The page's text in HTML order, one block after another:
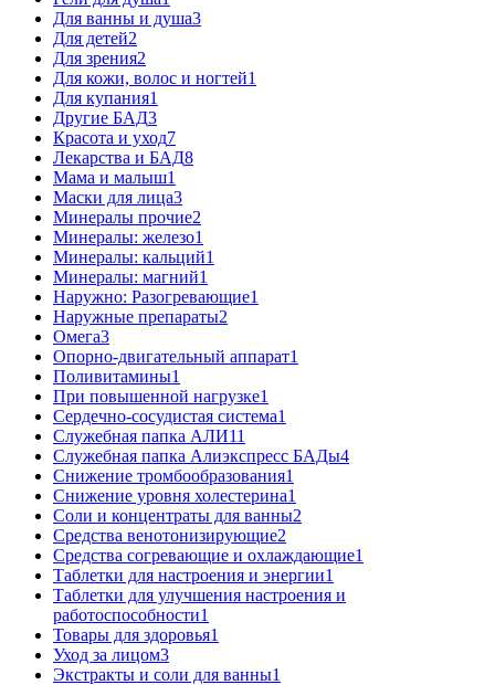
Для ванны и душа3
Для детей2
Для зрения2
Для кожи, волос и ногтей1
Для купания1
Другие БАД3
Красота и уход7
Лекарства и БАД8
Мама и малыш1
Маски для лица3
Минералы прочие2
Минералы: железо1
Минералы: кальций1
Минералы: магний1
Наружно: Разогревающие1
Наружные препараты2
Омега3
Опорно-двигательный аппарат1
Поливитамины1
При повышенной нагрузке1
Сердечно-сосудистая система1
Служебная папка АЛИ11
Служебная папка Алиэкспресс БАДы4
Снижение тромбообразования1
Снижение уровня холестерина1
Соли и концентраты для ванны2
Средства венотонизирующие2
Средства согревающие и охлаждающие1
Таблетки для настроения и энергии1
Таблетки для улучшения настроения и
работоспособности1
Товары для здоровья1
Уход за лицом3
Экстракты и соли для ванны1